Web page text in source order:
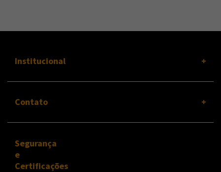
Institucional
Contato
Segurança
e
Certificações